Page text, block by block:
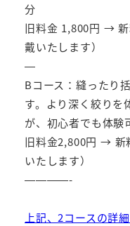
分
旧料金 1,800円 →
戴いたします）
—
Bコース：縫ったり
す。より深く絞りを
が、初心者でも体験
旧料金2,800円 → 新
いたします）
————-
上記、2コースの詳